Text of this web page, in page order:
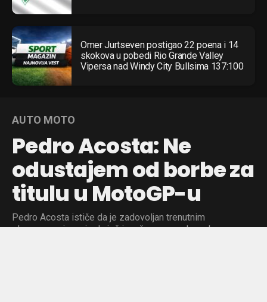
Omer Jurtseven postigao 22 poena i 14
skokova u pobedi Rio Grande Valley
Vipersa nad Windy City Bullsima 137:100
AUTO MOTO
Pedro Acosta: Ne
odustajem od borbe za
titulu u MotoGP-u
Pedro Acosta ističe da je zadovoljan trenutnim
plasmanom i veruje da još ima šanse za vrh, uprkos